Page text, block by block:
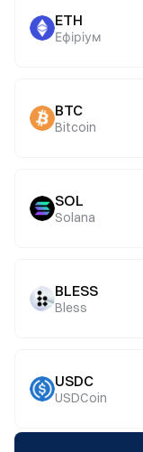
ETH
Ефіріум
BTC
Bitcoin
SOL
Solana
BLESS
Bless
USDC
USDCoin